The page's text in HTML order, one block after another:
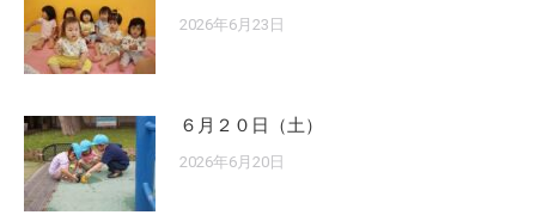
2026年6月23日
６月２０日（土）
2026年6月20日